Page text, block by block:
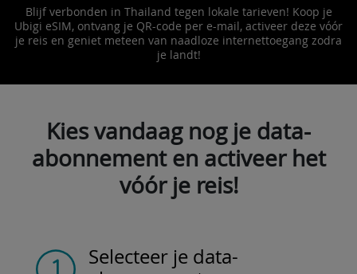
Blijf verbonden in Thailand tegen lokale tarieven! Koop je
Ubigi eSIM, ontvang je QR-code per e-mail, activeer deze vóór
je reis en geniet meteen van naadloze internettoegang zodra
je landt!
Kies vandaag nog je data-
abonnement en activeer het
vóór je reis!
Selecteer je data-